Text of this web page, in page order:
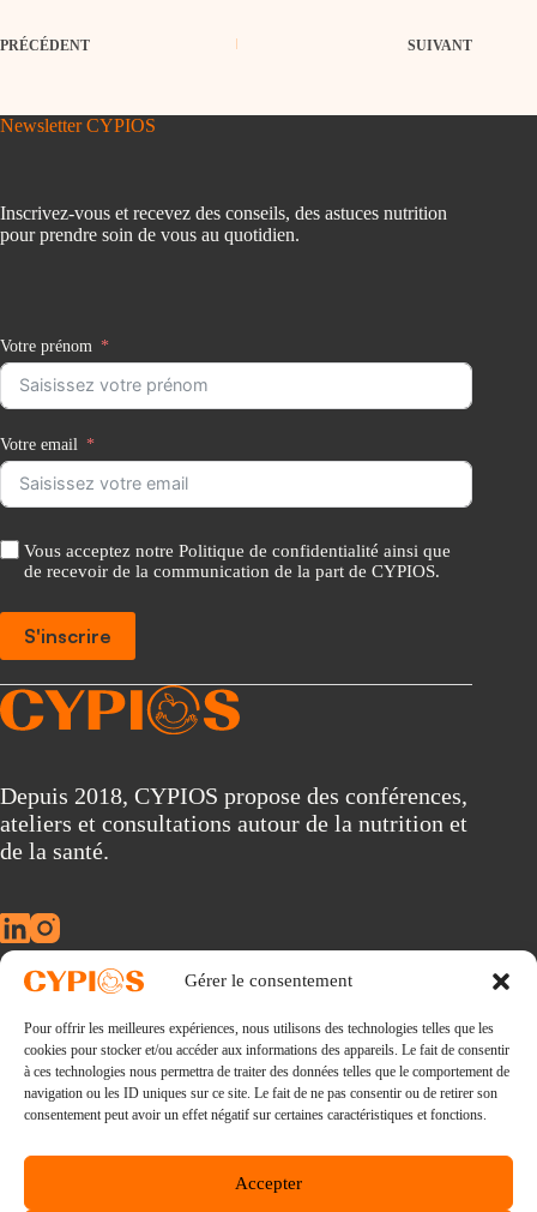
Gérer le consentement
Pour offrir les meilleures expériences, nous utilisons des technologies telles que les
cookies pour stocker et/ou accéder aux informations des appareils. Le fait de consentir
à ces technologies nous permettra de traiter des données telles que le comportement de
navigation ou les ID uniques sur ce site. Le fait de ne pas consentir ou de retirer son
consentement peut avoir un effet négatif sur certaines caractéristiques et fonctions.
Accepter
PRÉCÉDENT SUIVANT
Newsletter CYPIOS
Inscrivez-vous et recevez des conseils, des astuces nutrition
pour prendre soin de vous au quotidien.
Votre prénom
Votre email
Vous acceptez notre Politique de confidentialité ainsi que
de recevoir de la communication de la part de CYPIOS.
S'inscrire
A
l
n
a
t
e
:
Depuis 2018, CYPIOS propose des conférences,
ateliers et consultations autour de la nutrition et
de la santé.
Conférences
Consultations
La nouvelle révolution alimentaire
Ebooks
Blog